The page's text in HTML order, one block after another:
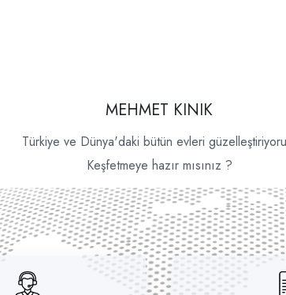
MEHMET KINIK
Türkiye ve Dünya'daki bütün evleri
Keşfetmeye hazır mısınız ?